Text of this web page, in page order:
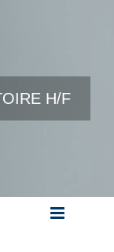
H/F